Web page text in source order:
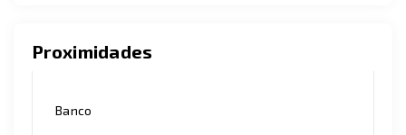
Proximidades
Banco